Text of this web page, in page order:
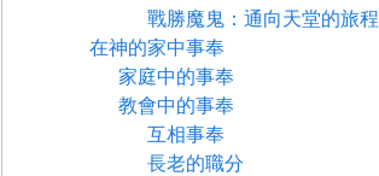
戰勝魔鬼：通向天堂的旅程
在神的家中事奉
家庭中的事奉
教會中的事奉
互相事奉
長老的職分